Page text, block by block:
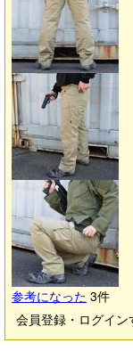
参考になった 3件
会員登録・ログイン